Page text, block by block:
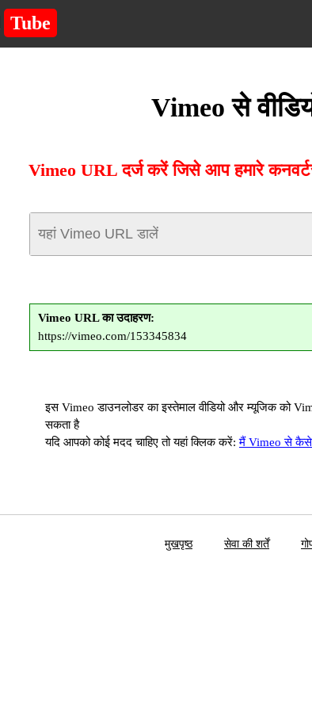
Tube
Vimeo से
Vimeo URL दर्ज करें जिसे आप हमारे
Vimeo URL का उदाहरण:
https://vimeo.com/153345834
इस Vimeo डाउनलोडर का इस्तेमाल वीडियो और म्यूजिक को
सकता है
यदि आपको कोई मदद चाहिए तो यहां क्लिक करें:मैं Vimeo से कैसे
मुखपृष्ठ सेवा की शर्तें